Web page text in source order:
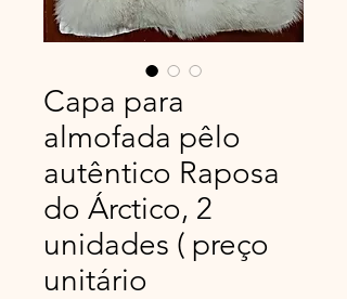
Capa para
almofada pêlo
autêntico Raposa
do Árctico, 2
unidades ( preço
unitário